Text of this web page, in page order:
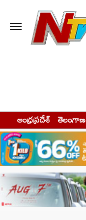
ఆంధ్రప్రదేశ్ తెలంగాణ